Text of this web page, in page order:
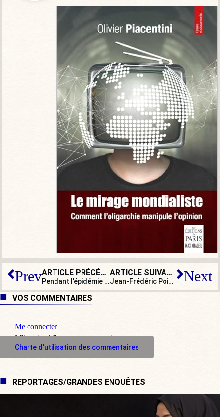
Prev ARTICLE PRÉCÉDENT
Pendant l’épidémie : guerres secrètes entre Iran et Israël
ARTICLE SUIVANT
Jean-Frédéric Poisson : « La position du Gouvernement sur la liberté des cultes n’est que la suite logique du discours des Bernardins » Next
VOS COMMENTAIRES
Me connecter
M'inscrire à l'espace commentaire
Charte d'utilisation des commentaires
REPORTAGES/GRANDES ENQUÊTES